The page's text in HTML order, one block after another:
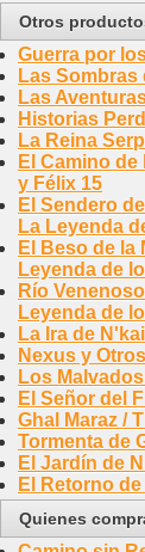
Otros
Guerra por
Las Sombras
Las
Historias
La Reina
El Camino
y Félix 15
El Sendero
La Leyenda
El Beso de la
Leyenda de
Río
Leyenda de
La Ira de
Nexus y
Los
El Señor del
Ghal Maraz /
Tormenta de
El Jardín de
El Retorno
Quienes